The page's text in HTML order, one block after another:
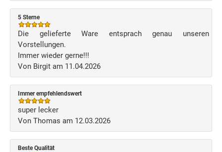
5 Sterne
Die gelieferte Ware entsprach genau unseren
Vorstellungen.
Immer wieder gerne!!!
Von Birgit am 11.04.2026
Immer empfehlendswert
super lecker
Von Thomas am 12.03.2026
Beste Qualität